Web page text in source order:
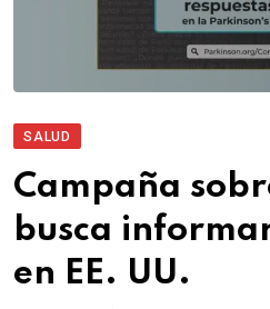
SALUD
Campaña
busca
en EE. UU.